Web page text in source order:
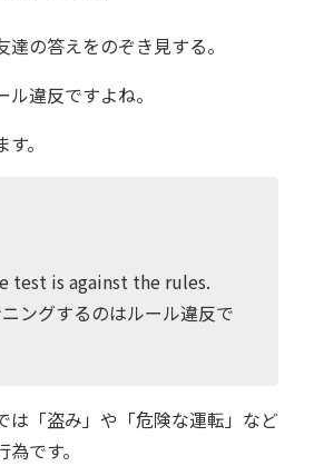
の答えをのぞき見する。
違反ですよね。
。
test is against the rules.
ニングするのはルール違反で
は「盗み」や「危険な運転」など
です。